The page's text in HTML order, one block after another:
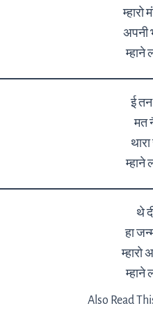
म्हारो
अपनी
म्हाने
ई
मत
म्हाने
थे
हा
म्हाने
Also Read